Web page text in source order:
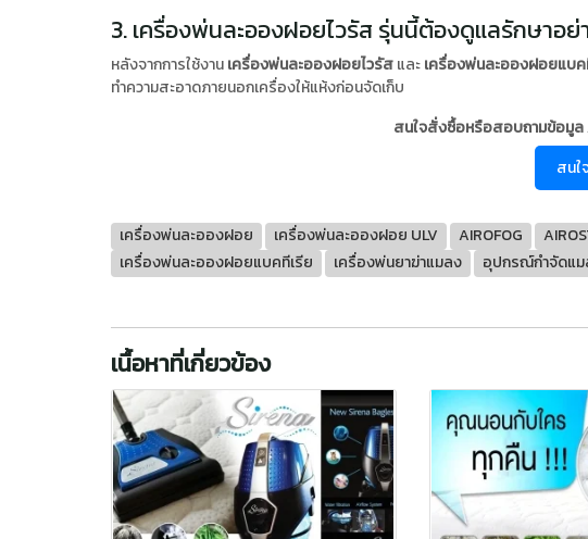
3. เครื่องพ่นละอองฝอยไวรัส รุ่นนี้ต้องดูแลรักษาอย่
หลังจากการใช้งานเครื่องพ่นละอองฝอยไวรัสและเครื่องพ่นละอองฝอยแบค
ทำความสะอาดภายนอกเครื่องให้แห้งก่อนจัดเก็บ
สนใจสั่งซื้อหรือสอบถามข้อมูล
สนใ
เครื่องพ่นละอองฝอย เครื่องพ่นละอองฝอย ULV AIROFOG
เครื่องพ่นละอองฝอยแบคทีเรีย
เครื่องพ่นยาฆ่าแมลง อุปกรณ์กำจัดแ
เนื้อหาที่เกี่ยวข้อง